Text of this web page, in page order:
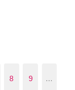
8 9 …